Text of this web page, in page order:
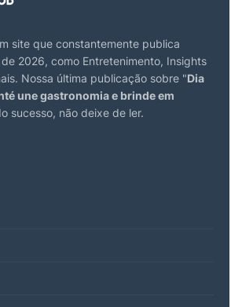
site que constantemente publica
2026, como Entretenimento, Insights
Nossa última publicação sobre "Dia
une gastronomia e brinde em
sucesso, não deixe de ler.